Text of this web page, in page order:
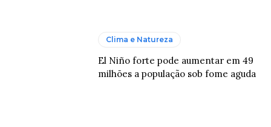
Clima e Natureza
El Niño forte pode aumentar em 49
milhões a população sob fome aguda